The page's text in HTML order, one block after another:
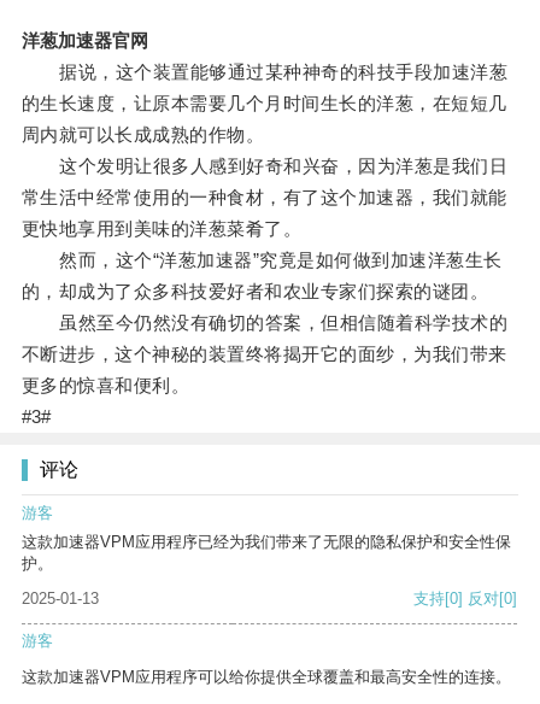
洋葱加速器官网
据说，这个装置能够通过某种神奇的科技手段加速洋葱
的生长速度，让原本需要几个月时间生长的洋葱，在短短几
周内就可以长成成熟的作物。
这个发明让很多人感到好奇和兴奋，因为洋葱是我们日
常生活中经常使用的一种食材，有了这个加速器，我们就能
更快地享用到美味的洋葱菜肴了。
然而，这个“洋葱加速器”究竟是如何做到加速洋葱生长
的，却成为了众多科技爱好者和农业专家们探索的谜团。
虽然至今仍然没有确切的答案，但相信随着科学技术的
不断进步，这个神秘的装置终将揭开它的面纱，为我们带来
更多的惊喜和便利。
#3#
评论
游客
这款加速器VPM应用程序已经为我们带来了无限的隐私保护和安全性保
护。
2025-01-13
支持[0] 反对[0]
游客
这款加速器VPM应用程序可以给你提供全球覆盖和最高安全性的连接。